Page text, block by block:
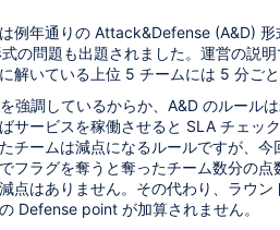
例年通りの Attack&Defense (A&D)
の問題も出題されました。運営の説
解いている上位 5 チームには 5 分ご
強調しているからか、A&D のルールは
サービスを稼働させると SLA チェッ
チームは減点になるルールですが、
フラグを奪うと奪ったチーム数分の
点はありません。その代わり、ラウ
Defense point が加算されません。